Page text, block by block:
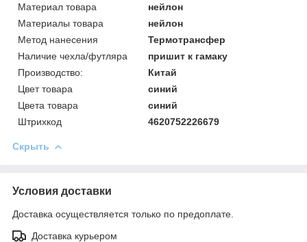
Материал товара
нейлон
Материалы товара
нейлон
Метод нанесения
Термотрансфер
Наличие чехла/футляра
пришит к гамаку
Производство:
Китай
Цвет товара
синий
Цвета товара
синий
Штрихкод
4620752226679
Скрыть
Условия доставки
Доставка осуществляется только по предоплате.
Доставка курьером